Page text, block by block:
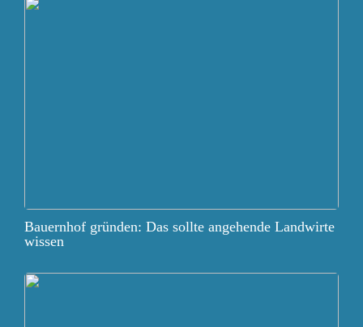
Bauernhof gründen: Das sollte angehende Landwirte
wissen